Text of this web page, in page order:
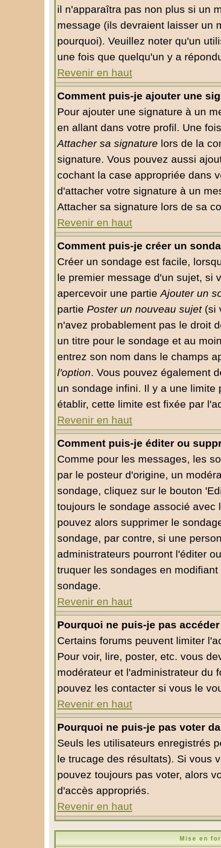
il n'apparaîtra pas non plus si un
message (ils devraient laisser un
pourquoi). Veuillez noter qu'un
une fois que quelqu'un y a
Revenir en haut
Comment puis-je ajouter une
Pour ajouter une signature à un
en allant dans votre profil. Une
Attacher sa signature lors de la
signature. Vous pouvez aussi
cochant la case appropriée dans
d'attacher votre signature à un
Attacher sa signature lors de sa
Revenir en haut
Comment puis-je créer un
Créer un sondage est facile,
le premier message d'un sujet, si
apercevoir une partieAjouter un
partie Poster un nouveau sujet(si
n'avez probablement pas le droit
un titre pour le sondage et au
entrez son nom dans le champs
l'option. Vous pouvez également
un sondage infini. Il y a une
établir, cette limite est fixée par
Revenir en haut
Comment puis-je éditer ou
Comme pour les messages, les
par le posteur d'origine, un
sondage, cliquez sur le bouton
toujours le sondage associé
pouvez alors supprimer le
sondage, par contre, si une
administrateurs pourront l'éditer
truquer les sondages en
sondage.
Revenir en haut
Pourquoi ne puis-je pas
Certains forums peuvent limiter
Pour voir, lire, poster, etc. vous
modérateur et l'administrateur du
pouvez les contacter si vous le
Revenir en haut
Pourquoi ne puis-je pas voter
Seuls les utilisateurs enregistrés
le trucage des résultats). Si vous
pouvez toujours pas voter, alors
d'accès appropriés.
Revenir en haut
Mise en